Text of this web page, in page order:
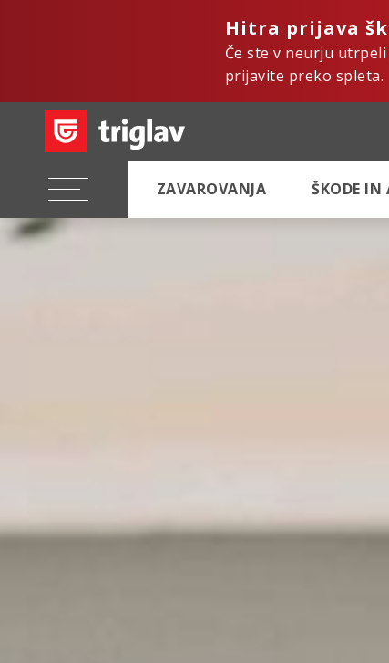
Hitra prijava
Če ste v neurju
prijavite preko spleta.
ZAVAROVANJA ŠKODE IN